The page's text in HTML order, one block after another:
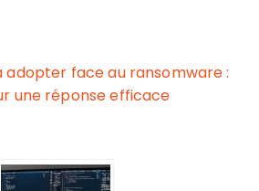
adopter face au ransomware :
une réponse efficace